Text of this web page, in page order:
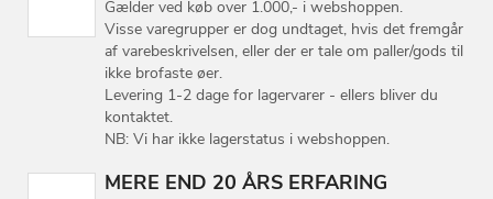
Gælder ved køb over 1.000,- i webshoppen.
Visse varegrupper er dog undtaget, hvis det fremgår
af varebeskrivelsen, eller der er tale om paller/gods til
ikke brofaste øer.
Levering 1-2 dage for lagervarer - ellers bliver du
kontaktet.
NB: Vi har ikke lagerstatus i webshoppen.
MERE END 20 ÅRS ERFARING